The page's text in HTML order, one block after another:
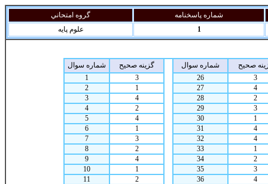
گروه امتحاني
شماره پاسخنامه
علوم پايه
1
صحيح شماره سوال گزينه صحيح
شماره سوال
3
26
3
1
4
27
1
2
2
28
4
3
3
29
2
4
1
30
4
5
4
31
1
6
4
32
3
7
1
33
2
8
2
34
4
9
3
35
1
10
4
36
2
11